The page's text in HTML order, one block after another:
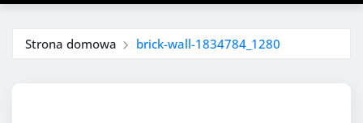
Strona domowa brick-wall-1834784_1280